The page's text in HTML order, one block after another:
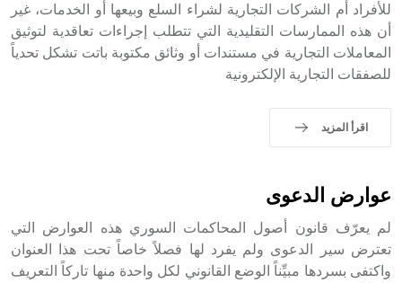
- هل تعلم أن أبجر Abgar اسم معروف جيداً يعود إلى عدد من
الملوك الذين حكموا مدينة إديسا (الرها) من أبجر الأول وحتى
التاسع، وهم ينتسبون إلى أسرة أوسروين
sign تكتب منفصلة غير متصلة، وتعتمد المبدأ الأكوروفوني،
حيث تقتصر القيمة الصوتية للعلامة الك
للأفراد أم الشركات التجارية لشراء السلع وبيعها أو الخدمات، غير
أن هذه الممارسات التقليدية التي تتطلب إجراءات تعاقدية لتوثيق
المعاملات التجارية في مستندات أو وثائق مكتوبة باتت تشكل تحدياً
للصفقات التجارية الإلكترونية
اقرأ المزيد
عوارض الدعوى
لم يعرّف قانون أصول المحاكمات السوري هذه العوارض التي
تعترض سير الدعوى ولم يفرد لها فصلاً خاصاً تحت هذا العنوان
واكتفى بسردها مبيِّناً الوضع القانوني لكل واحدة منها تاركاً التعريف